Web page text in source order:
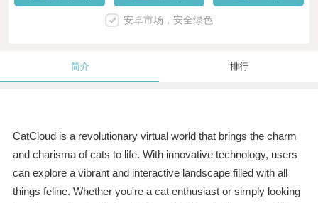
安卓市场，安全绿色
简介 排行
CatCloud is a revolutionary virtual world that brings the charm
and charisma of cats to life. With innovative technology, users
can explore a vibrant and interactive landscape filled with all
things feline. Whether you're a cat enthusiast or simply looking